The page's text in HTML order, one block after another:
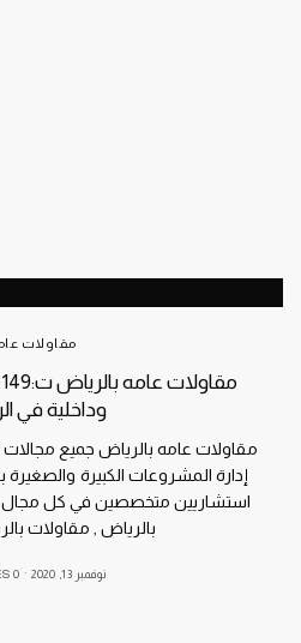
مقاولات
وداخلية في
مقاولات عامه بالرياض جميع مجالات
إدارة المشروعات الكبيرة
استشاريين متخصصين في كل مجال
بالرياض , مقاولات
نوفمبر 13, 2020 0 SHARES